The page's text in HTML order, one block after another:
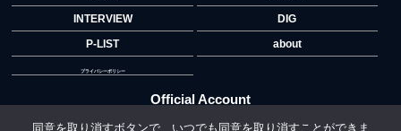
INTERVIEW
DIG
P-LIST
about
プライバシーポリシー
Official Account
同意を取り消すボタンで、いつでも同意を取り消すことができま